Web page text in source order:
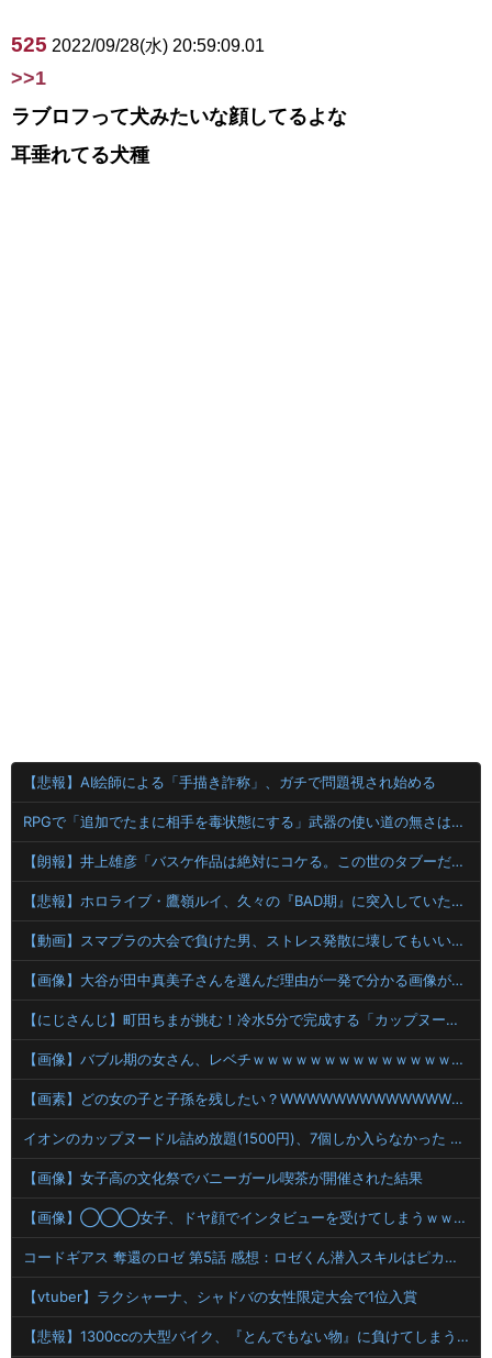
525 2022/09/28(水) 20:59:09.01
>>1
ラブロフって犬みたいな顔してるよな
耳垂れてる犬種
【悲報】AI絵師による「手描き詐称」、ガチで問題視され始める
RPGで「追加でたまに相手を毒状態にする」武器の使い道の無さは異常
【朗報】井上雄彦「バスケ作品は絶対にコケる。この世のタブーだった。でも俺は作ったけどね！」
【悲報】ホロライブ・鷹嶺ルイ、久々の『BAD期』に突入していたことを告白
【動画】スマブラの大会で負けた男、ストレス発散に壊してもいい安価なものが見つからず消化不良で死亡wwwwwwwww
【画像】大谷が田中真美子さんを選んだ理由が一発で分かる画像が発見されてしまう
【にじさんじ】町田ちまが挑む！冷水5分で完成する「カップヌードル」（可愛い 町田ちま 強制）
【画像】バブル期の女さん、レベチｗｗｗｗｗｗｗｗｗｗｗｗｗｗｗｗｗｗｗｗｗｗｗｗｗ 【Pickup08082847】
【画素】どの女の子と子孫を残したい？WWWWWWWWWWWWWWWWWWWWWWWWWWWWWWWWWWWWWWWWWWWWWWWWWWWWWWWWWWWW
イオンのカップヌードル詰め放題(1500円)、7個しか入らなかった （※画像あり）
【画像】女子高の文化祭でバニーガール喫茶が開催された結果
【画像】◯◯◯女子、ドヤ顔でインタビューを受けてしまうｗｗｗｗ 【Pickup08082849】
コードギアス 奪還のロゼ 第5話 感想：ロゼくん潜入スキルはピカイチ！兄さんに任せば間違いない！
【vtuber】ラクシャーナ、シャドバの女性限定大会で1位入賞
【悲報】1300ccの大型バイク、『とんでもない物』に負けてしまう・・・・